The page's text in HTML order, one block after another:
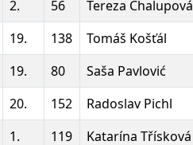
2. 56 Tereza Chalupová
19. 138 Tomáš Košťál
19. 80 Saša Pavlović
20. 152 Radoslav Pichl
1. 119 Katarína Třísková